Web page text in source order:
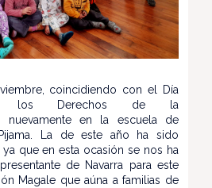
coincidiendo con el Día
los Derechos de la
nuevamente en la escuela de
La de este año ha sido
que en esta ocasión se nos ha
de Navarra para este
Magale que aúna a familias de